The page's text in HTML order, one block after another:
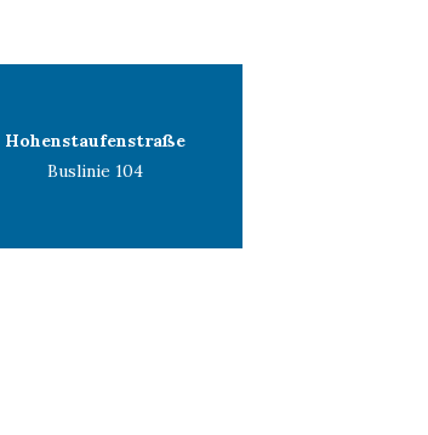
Hohenstaufenstraße
Buslinie 104